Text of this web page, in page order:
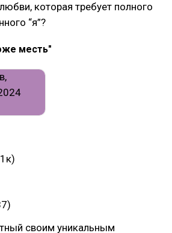
которая требует полного
“я”?
месть"
своим уникальным